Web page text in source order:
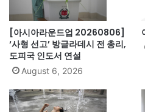
[아시아라운드업 20260806]
‘사형 선고’ 방글라데시 전 총리,
도피국 인도서 연설
August 6, 2026